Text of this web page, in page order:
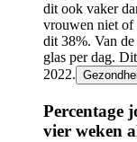
dit ook vaker
vrouwen niet of
dit 38%. Van
glas per dag.
2022.
Percentage
vier weken